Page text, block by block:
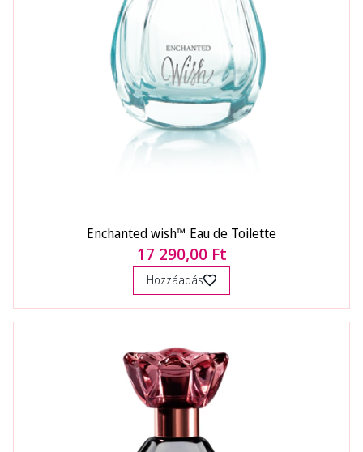
Enchanted wish™ Eau de Toilette
17 290,00 Ft
Hozzáadás